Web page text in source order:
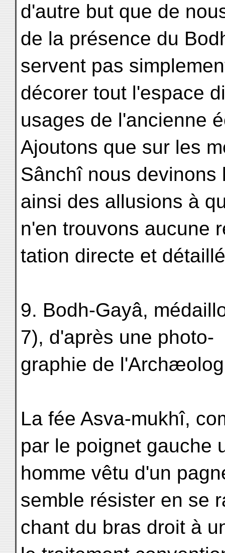
d'autre but que de
de la présence du
servent pas
décorer tout l'espace
usages de l'ancienne
Ajoutons que sur les
Sânchî nous devinons
ainsi des allusions à
n'en trouvons aucune
tation directe et
9. Bodh-Gayâ,
7), d'après une photo-
graphie de
La fée Asva-mukhî,
par le poignet gauche
homme vêtu d'un
semble résister en se
chant du bras droit à